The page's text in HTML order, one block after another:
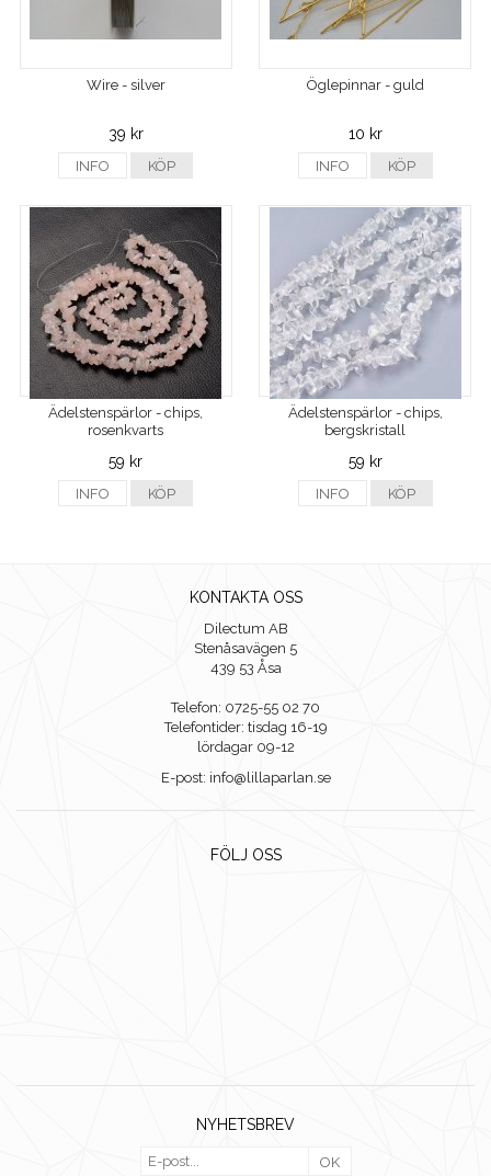
Wire - silver
39 kr
INFO KÖP
Öglepinnar - guld
10 kr
INFO KÖP
Ädelstenspärlor - chips,
rosenkvarts
59 kr
INFO KÖP
Ädelstenspärlor - chips,
bergskristall
59 kr
INFO KÖP
KONTAKTA OSS
Dilectum AB
Stenåsavägen 5
439 53 Åsa
Telefon: 0725-55 02 70
Telefontider: tisdag 16-19
lördagar 09-12
E-post: info@lillaparlan.se
FÖLJ OSS
NYHETSBREV
OK